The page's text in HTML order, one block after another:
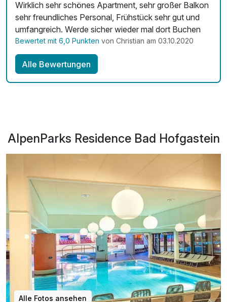
Wirklich sehr schönes Apartment, sehr großer Balkon
sehr freundliches Personal, Frühstück sehr gut und
umfangreich. Werde sicher wieder mal dort Buchen
Bewertet mit 6,0 Punkten von Christian am 03.10.2020
Alle Bewertungen
AlpenParks Residence Bad Hofgastein
Alle Fotos ansehen